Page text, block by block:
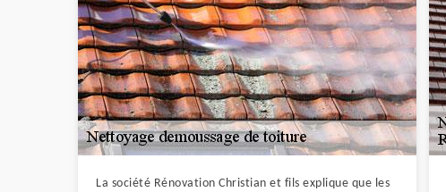
La société Rénovation Christian et fils explique que les